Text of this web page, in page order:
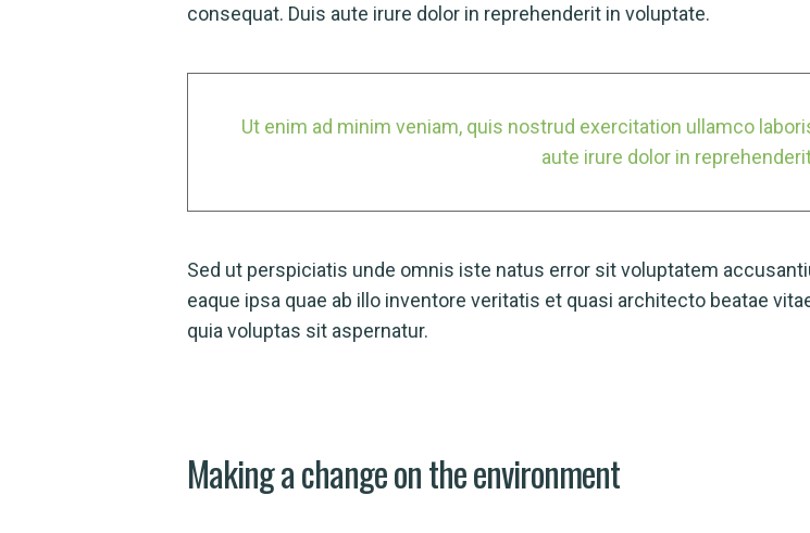
consequat. Duis aute irure dolor in reprehenderit in voluptate.
Ut enim ad minim veniam, quis nostrud exercitation ullamco
aute irure dolor in
Sed ut perspiciatis unde omnis iste natus error sit voluptatem
eaque ipsa quae ab illo inventore veritatis et quasi architecto beatae
quia voluptas sit aspernatur.
Making a change on the environment